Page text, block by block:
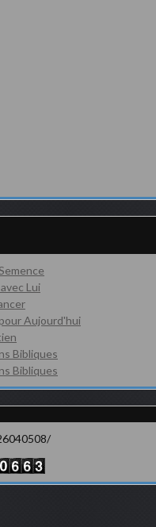
Lui
Aujourd'hui
Bibliques
Bibliques